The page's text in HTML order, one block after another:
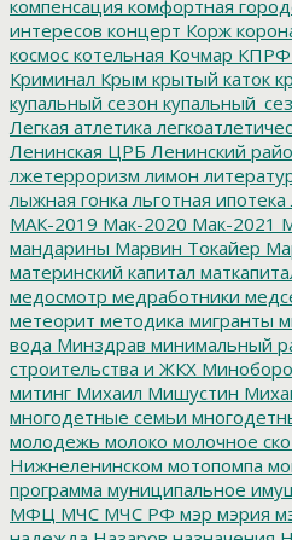
компенсация комфортная
интересов концерт Корж
космос котельная Кочмар КПРФ
Криминал Крым крытый каток
купальный сезон
Легкая атлетика
Ленинская ЦРБ Ленинский
лжетерроризм лимон
лыжная гонка льготная ипотека
МАК-2019 Мак-2020 Мак-2021
мандарины Марвин Токайер
материнский капитал
медосмотр медработники
метеорит методика мигранты
вода Минздрав минимальный
строительства и ЖКХ
митинг Михаил Мишустин
многодетные семьи
молодежь молоко молочное
Нижнеленинском мотопомпа
программа муниципальное
МФЦ МЧС МЧС РФ мэр мэрия